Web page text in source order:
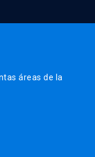
áreas de la